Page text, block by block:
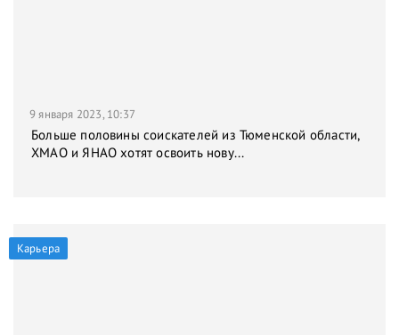
9 января 2023, 10:37
Больше половины соискателей из Тюменской области,
ХМАО и ЯНАО хотят освоить нову...
Карьера